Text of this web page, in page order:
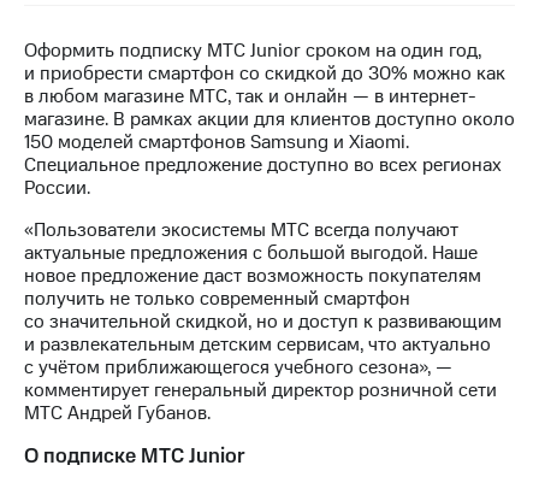
отчетность
Контакты
Новости
в
регионе
и акционерам
Корпоративное
управление
Корпоративный
секретарь
Раскрытие
информации
Информация
Документы
Оформить подписку МТС Junior сроком на один год,
и приобрести смартфон со скидкой до 30% можно как
в любом магазине МТС, так и онлайн — в интернет-
магазине. В рамках акции для клиентов доступно около
150 моделей смартфонов Samsung и Xiaomi.
Специальное предложение доступно во всех регионах
России.
«Пользователи экосистемы МТС всегда получают
актуальные предложения с большой выгодой. Наше
новое предложение даст возможность покупателям
получить не только современный смартфон
со значительной скидкой, но и доступ к развивающим
и развлекательным детским сервисам, что актуально
с учётом приближающегося учебного сезона», —
комментирует генеральный директор розничной сети
МТС Андрей Губанов.
О подписке МТС Junior